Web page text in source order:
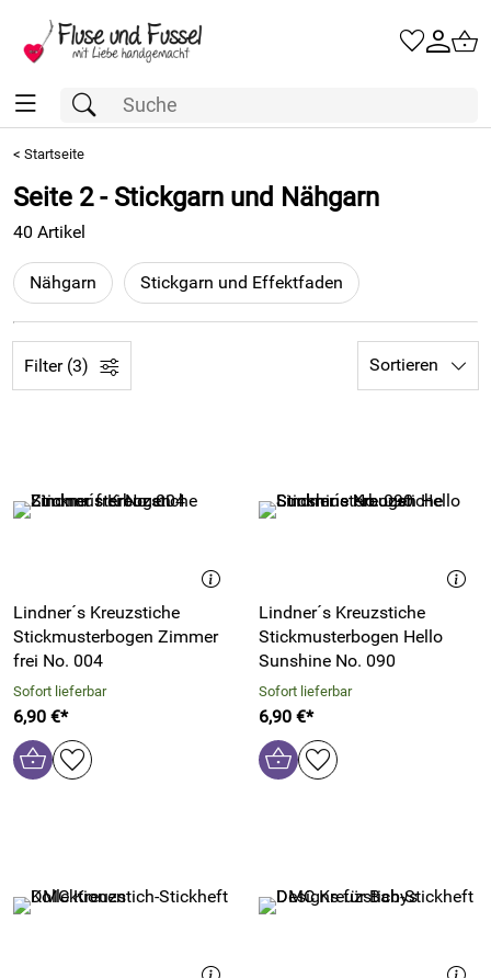
< Startseite
Seite 2 - Stickgarn und Nähgarn
40 Artikel
Nähgarn Stickgarn und Effektfaden
Filter (3) Sortieren
Lindner´s Kreuzstiche
Stickmusterbogen Zimmer
frei No. 004
Sofort lieferbar
6,90 €*
Lindner´s Kreuzstiche
Stickmusterbogen Hello
Sunshine No. 090
Sofort lieferbar
6,90 €*